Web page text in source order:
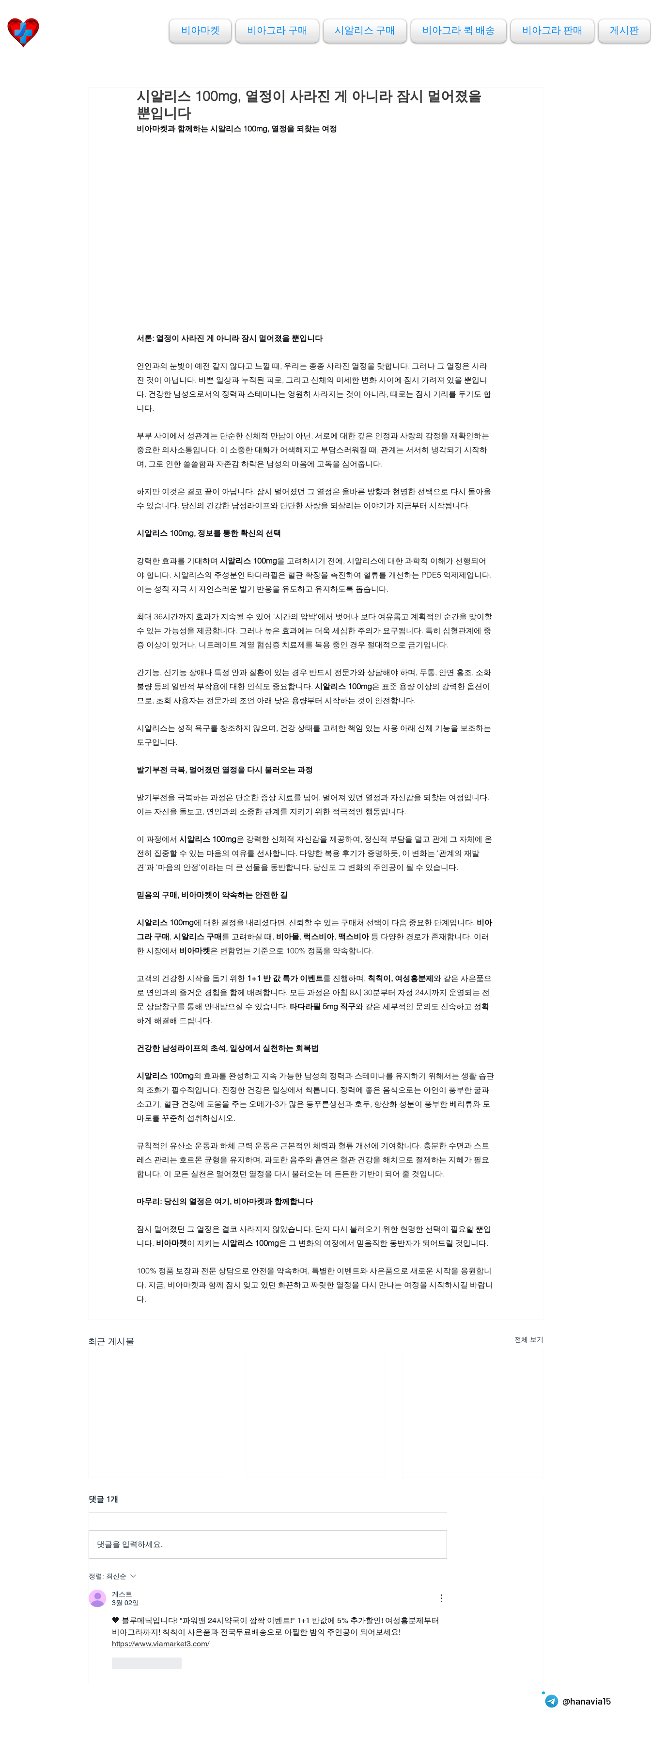
비아마켓 비아그라 구매 시알리스 구매 비아그라 퀵 배송 비아그라 판매 게시판
시알리스 100mg, 열정이 사라진 게 아니라 잠시 멀어졌을
뿐입니다
비아마켓과 함께하는 시알리스 100mg, 열정을 되찾는 여정
서론: 열정이 사라진 게 아니라 잠시 멀어졌을 뿐입니다
연인과의 눈빛이 예전 같지 않다고 느낄 때, 우리는 종종 사라진 열정을 탓합니다. 그러나 그 열정은 사라
진 것이 아닙니다. 바쁜 일상과 누적된 피로, 그리고 신체의 미세한 변화 사이에 잠시 가려져 있을 뿐입니
다. 건강한 남성으로서의 정력과 스테미나는 영원히 사라지는 것이 아니라, 때로는 잠시 거리를 두기도 합
니다.
부부 사이에서 성관계는 단순한 신체적 만남이 아닌, 서로에 대한 깊은 인정과 사랑의 감정을 재확인하는
중요한 의사소통입니다. 이 소중한 대화가 어색해지고 부담스러워질 때, 관계는 서서히 냉각되기 시작하
며, 그로 인한 쓸쓸함과 자존감 하락은 남성의 마음에 고독을 심어줍니다.
하지만 이것은 결코 끝이 아닙니다. 잠시 멀어졌던 그 열정은 올바른 방향과 현명한 선택으로 다시 돌아올
수 있습니다. 당신의 건강한 남성라이프와 단단한 사랑을 되살리는 이야기가 지금부터 시작됩니다.
시알리스 100mg, 정보를 통한 확신의 선택
강력한 효과를 기대하며 시알리스 100mg을 고려하시기 전에, 시알리스에 대한 과학적 이해가 선행되어
야 합니다. 시알리스의 주성분인 타다라필은 혈관 확장을 촉진하여 혈류를 개선하는 PDE5 억제제입니다.
이는 성적 자극 시 자연스러운 발기 반응을 유도하고 유지하도록 돕습니다.
최대 36시간까지 효과가 지속될 수 있어 '시간의 압박'에서 벗어나 보다 여유롭고 계획적인 순간을 맞이할
수 있는 가능성을 제공합니다. 그러나 높은 효과에는 더욱 세심한 주의가 요구됩니다. 특히 심혈관계에 중
증 이상이 있거나, 니트레이트 계열 협심증 치료제를 복용 중인 경우 절대적으로 금기입니다.
간기능, 신기능 장애나 특정 안과 질환이 있는 경우 반드시 전문가와 상담해야 하며, 두통, 안면 홍조, 소화
불량 등의 일반적 부작용에 대한 인식도 중요합니다. 시알리스 100mg은 표준 용량 이상의 강력한 옵션이
므로, 초회 사용자는 전문가의 조언 아래 낮은 용량부터 시작하는 것이 안전합니다.
시알리스는 성적 욕구를 창조하지 않으며, 건강 상태를 고려한 책임 있는 사용 아래 신체 기능을 보조하는
도구입니다.
발기부전 극복, 멀어졌던 열정을 다시 불러오는 과정
발기부전을 극복하는 과정은 단순한 증상 치료를 넘어, 멀어져 있던 열정과 자신감을 되찾는 여정입니다.
이는 자신을 돌보고, 연인과의 소중한 관계를 지키기 위한 적극적인 행동입니다.
이 과정에서 시알리스 100mg은 강력한 신체적 자신감을 제공하여, 정신적 부담을 덜고 관계 그 자체에 온
전히 집중할 수 있는 마음의 여유를 선사합니다. 다양한 복용 후기가 증명하듯, 이 변화는 '관계의 재발
견'과 '마음의 안정'이라는 더 큰 선물을 동반합니다. 당신도 그 변화의 주인공이 될 수 있습니다.
믿음의 구매, 비아마켓이 약속하는 안전한 길
시알리스 100mg에 대한 결정을 내리셨다면, 신뢰할 수 있는 구매처 선택이 다음 중요한 단계입니다. 비아
그라 구매, 시알리스 구매를 고려하실 때, 비아몰, 럭스비아, 맥스비아 등 다양한 경로가 존재합니다. 이러
한 시장에서 비아마켓은 변함없는 기준으로 100% 정품을 약속합니다.
고객의 건강한 시작을 돕기 위한 1+1 반 값 특가 이벤트를 진행하며, 칙칙이, 여성흥분제와 같은 사은품으
로 연인과의 즐거운 경험을 함께 배려합니다. 모든 과정은 아침 8시 30분부터 자정 24시까지 운영되는 전
문 상담창구를 통해 안내받으실 수 있습니다. 타다라필 5mg 직구와 같은 세부적인 문의도 신속하고 정확
하게 해결해 드립니다.
건강한 남성라이프의 초석, 일상에서 실천하는 회복법
시알리스 100mg의 효과를 완성하고 지속 가능한 남성의 정력과 스테미나를 유지하기 위해서는 생활 습관
의 조화가 필수적입니다. 진정한 건강은 일상에서 싹틉니다. 정력에 좋은 음식으로는 아연이 풍부한 굴과
소고기, 혈관 건강에 도움을 주는 오메가-3가 많은 등푸른생선과 호두, 항산화 성분이 풍부한 베리류와 토
마토를 꾸준히 섭취하십시오.
규칙적인 유산소 운동과 하체 근력 운동은 근본적인 체력과 혈류 개선에 기여합니다. 충분한 수면과 스트
레스 관리는 호르몬 균형을 유지하며, 과도한 음주와 흡연은 혈관 건강을 해치므로 절제하는 지혜가 필요
합니다. 이 모든 실천은 멀어졌던 열정을 다시 불러오는 데 든든한 기반이 되어 줄 것입니다.
마무리: 당신의 열정은 여기, 비아마켓과 함께합니다
잠시 멀어졌던 그 열정은 결코 사라지지 않았습니다. 단지 다시 불러오기 위한 현명한 선택이 필요할 뿐입
니다. 비아마켓이 지키는 시알리스 100mg은 그 변화의 여정에서 믿음직한 동반자가 되어드릴 것입니다.
100% 정품 보장과 전문 상담으로 안전을 약속하며, 특별한 이벤트와 사은품으로 새로운 시작을 응원합니
다. 지금, 비아마켓과 함께 잠시 잊고 있던 화끈하고 짜릿한 열정을 다시 만나는 여정을 시작하시길 바랍니
다.
최근 게시물 전체 보기
씨알리스인터넷후기, 관계의
시작
댓글 1개
댓글을 입력하세요.
정렬: 최신순
게스트
3월 02일
💙 블루메딕입니다! "파워맨 24시약국이 깜짝 이벤트!" 1+1 반값에 5% 추가할인! 여성흥분제부터
비아그라까지! 칙칙이 사은품과 전국무료배송으로 아찔한 밤의 주인공이 되어보세요!
https://www.viamarket3.com/
@hanavia15